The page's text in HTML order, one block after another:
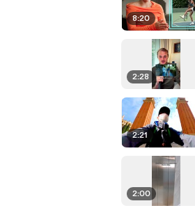
8:20
2:28
2:21
2:00